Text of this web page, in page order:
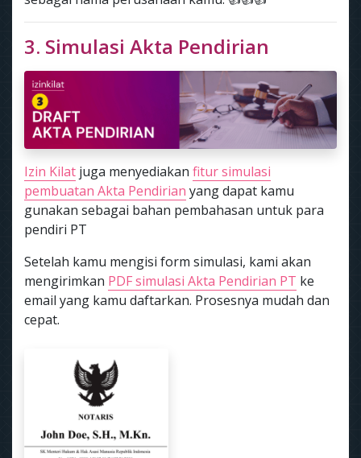
3. Simulasi Akta Pendirian
Izin Kilat juga menyediakan fitur simulasi
pembuatan Akta Pendirian yang dapat kamu
gunakan sebagai bahan pembahasan untuk para
pendiri PT
Setelah kamu mengisi form simulasi, kami akan
mengirimkan PDF simulasi Akta Pendirian PT ke
email yang kamu daftarkan. Prosesnya mudah dan
cepat.